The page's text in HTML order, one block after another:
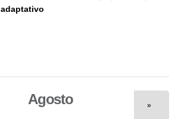
adaptativo
Agosto »